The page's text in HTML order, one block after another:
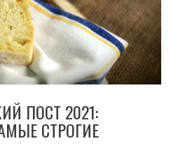
ПОСТ 2021:
СТРОГИЕ